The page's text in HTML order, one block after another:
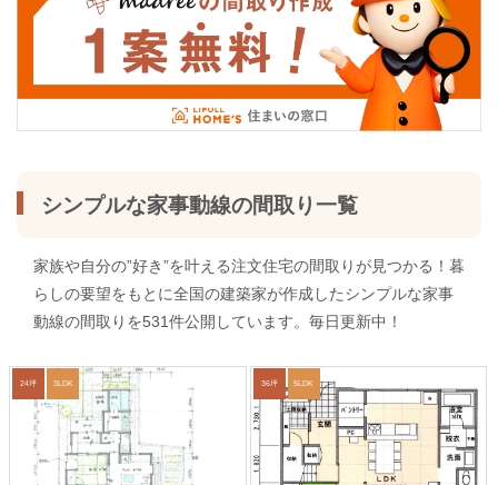
シンプルな家事動線の間取り一覧
家族や自分の”好き”を叶える注文住宅の間取りが見つかる！暮
らしの要望をもとに全国の建築家が作成したシンプルな家事
動線の間取りを531件公開しています。毎日更新中！
24坪 3LDK 36坪 5LDK